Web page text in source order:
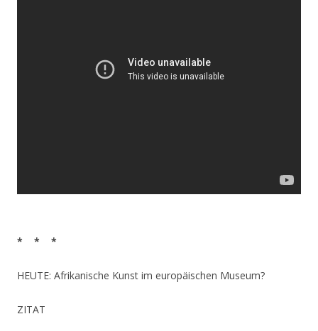
* * *
HEUTE: Afrikanische Kunst im europäischen Museum?
ZITAT